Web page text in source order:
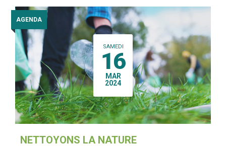
SAMEDI
16
MAR
2024
AGENDA
NETTOYONS LA NATURE